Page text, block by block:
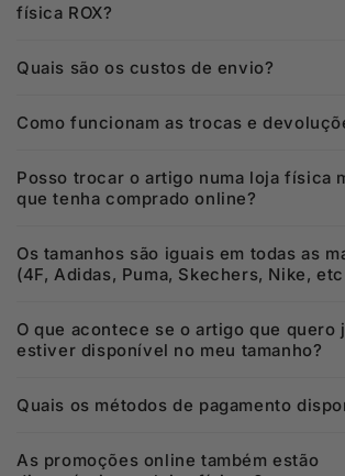
física ROX?
Quais são os custos de envio?
Como funcionam as trocas e
Posso trocar o artigo numa loja física
que tenha comprado online?
Os tamanhos são iguais em todas as
(4F, Adidas, Puma, Skechers, Nike,
O que acontece se o artigo que quero
estiver disponível no meu tamanho?
Quais os métodos de pagamento
As promoções online também estão